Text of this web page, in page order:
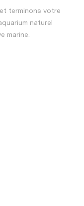
terminons votre
naturel
marine.